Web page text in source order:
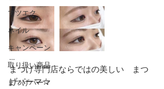
マツエク
ネイル
キャンペーン
取り扱い商品
まつげパーマ
…
まつげ専門店ならではの美しい　まつ
げパーマ☆